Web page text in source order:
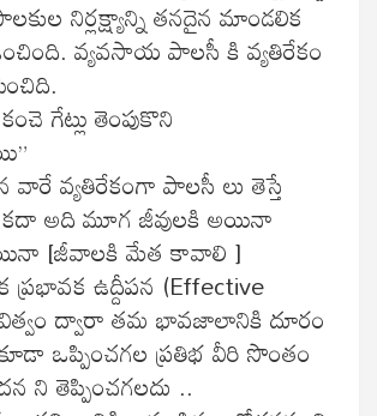
నిర్లక్ష్యాన్ని తనదైన మాండలిక
వ్యవసాయ పాలసీ కి వ్యతిరేకం
గేట్లు తెంపుకొని
వ్యతిరేకంగా పాలసీ లు తెస్తే
కదా అది మూగ జీవులకి అయినా
[జీవాలకి మేత కావాలి ]
ప్రభావక ఉద్దీపన (Effective
ద్వారా తమ భావజాలానికి దూరం
ఒప్పించగల ప్రతిభ వీరి సొంతం
ని తెప్పించగలదు ..